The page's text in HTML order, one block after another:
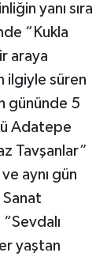
yanı sıra
“Kukla
araya
ilgiyle süren
gününde 5
Adatepe
Tavşanlar”
aynı gün
yaştan